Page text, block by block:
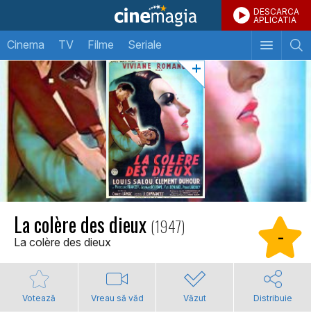
DESCARCA
APLICATIA
Cinema TV Filme Seriale
La colère des dieux (1947)
La colère des dieux -
Votează Vreau să văd Văzut Distribuie